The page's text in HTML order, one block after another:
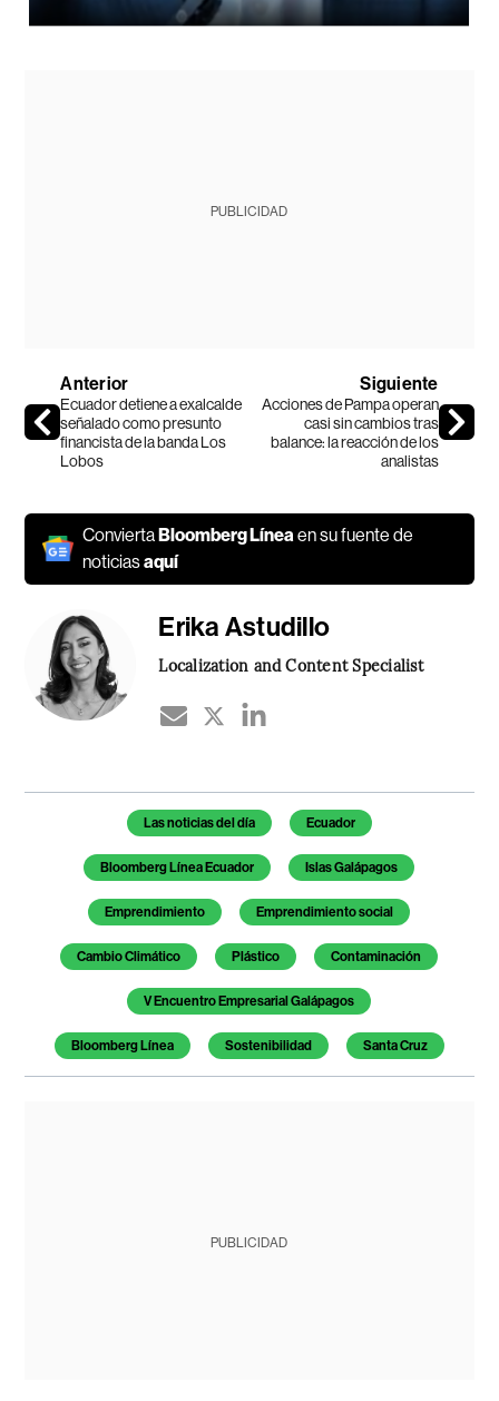
PUBLICIDAD
Anterior
Ecuador detiene a exalcalde
señalado como presunto
financista de la banda Los
Lobos
Siguiente
Acciones de Pampa operan
casi sin cambios tras
balance: la reacción de los
analistas
ConviertaBloomberg Líneaen su fuente de
noticiasaquí
Erika Astudillo
Localization and Content Specialist
Temas de este artículo
Las noticias del día Ecuador
Bloomberg Línea Ecuador Islas Galápagos
Emprendimiento Emprendimiento social
Cambio Climático Plástico Contaminación
V Encuentro Empresarial Galápagos
Bloomberg Línea Sostenibilidad Santa Cruz
PUBLICIDAD